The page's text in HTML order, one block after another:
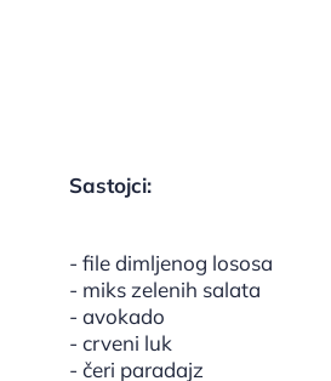
Sastojci:
- file dimljenog lososa
- miks zelenih salata
- avokado
- crveni luk
- čeri paradajz